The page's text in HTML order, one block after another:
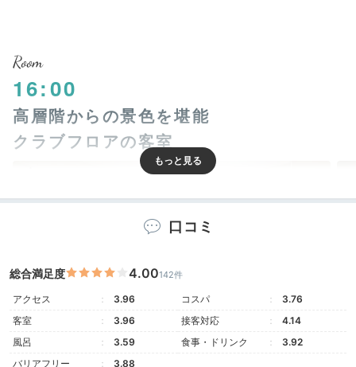
Room
16:00
高層階からの景色を堪能
クラブフロアの客室
口コミ
総合満足度 4.00142件
アクセス 3.96 コスパ
3.76
客室
3.96 接客対応
4.14
風呂
3.59 食事・ドリンク
3.92
バリアフリー
3.88